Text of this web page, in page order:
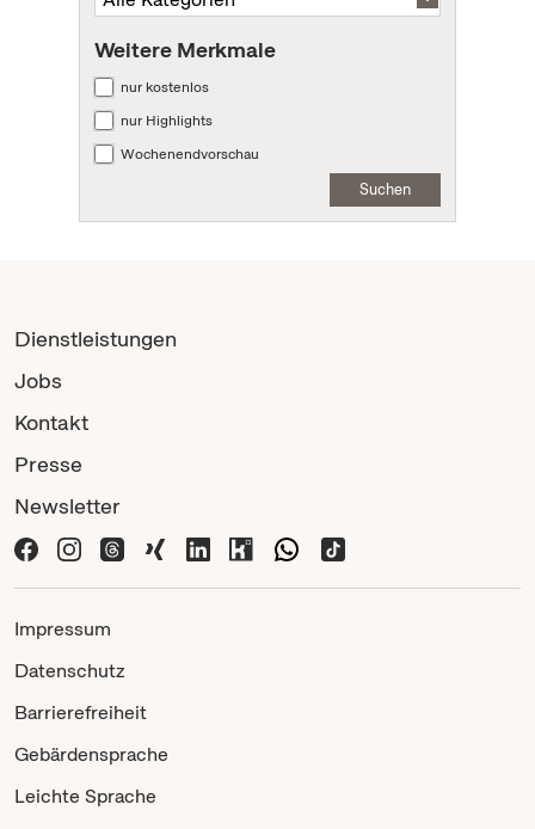
Weitere Merkmale
nur kostenlos
nur Highlights
Wochenendvorschau
Suchen
Dienstleistungen
Jobs
Kontakt
Presse
Newsletter
Impressum
Datenschutz
Barrierefreiheit
Gebärdensprache
Leichte Sprache